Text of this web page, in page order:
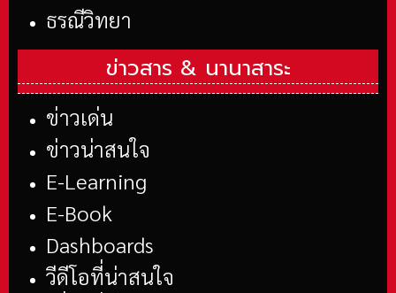
ธรณีวิทยา
ข่าวสาร & นานาสาระ
ข่าวเด่น
ข่าวน่าสนใจ
E-Learning
E-Book
Dashboards
วีดีโอที่น่าสนใจ